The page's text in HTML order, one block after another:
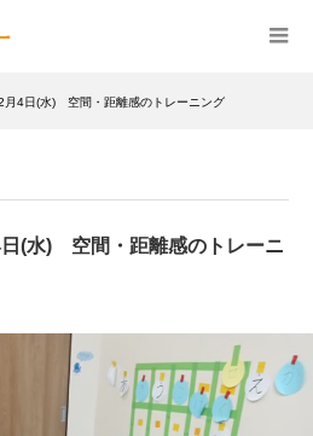
月4日(水) 空間・距離感のトレーニング
(水) 空間・距離感のトレーニ